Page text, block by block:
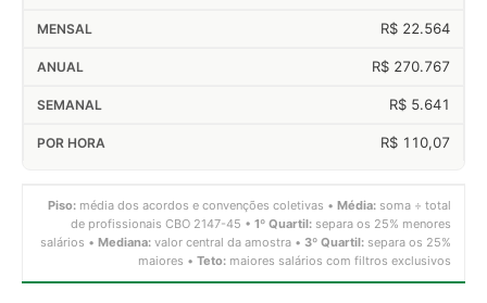
R$ 22.564
R$ 270.767
R$ 5.641
R$ 110,07
Piso: média dos acordos e convenções coletivas • Média: soma ÷ total
de profissionais CBO 2147-45 • 1º Quartil: separa os 25% menores
salários • Mediana: valor central da amostra • 3º Quartil: separa os 25%
maiores • Teto: maiores salários com filtros exclusivos